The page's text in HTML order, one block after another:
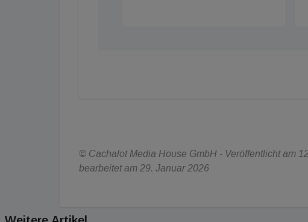
© Cachalot Media House GmbH - Veröffentlicht am
bearbeitet am 29. Januar 2026